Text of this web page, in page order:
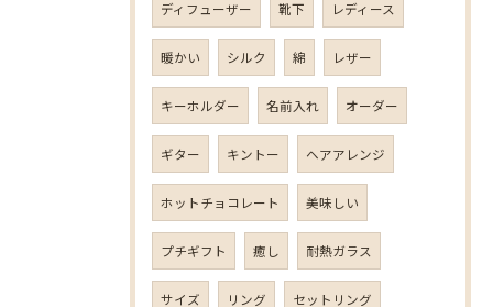
ディフューザー 靴下 レディース
暖かい シルク 綿 レザー
キーホルダー 名前入れ オーダー
ギター キントー ヘアアレンジ
ホットチョコレート 美味しい
プチギフト 癒し 耐熱ガラス
サイズ リング セットリング